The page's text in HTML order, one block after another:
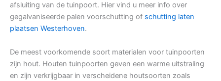
afsluiting van de tuinpoort. Hier vind u meer info over
gegalvaniseerde palen voorschutting of schutting laten
plaatsen Westerhoven.
De meest voorkomende soort materialen voor tuinpoorten
zijn hout. Houten tuinpoorten geven een warme uitstraling
en zijn verkrijgbaar in verscheidene houtsoorten zoals